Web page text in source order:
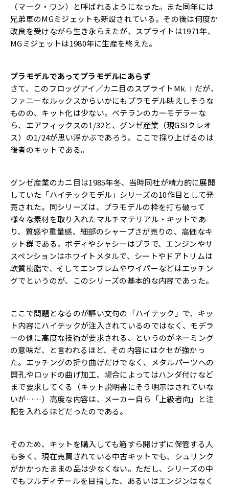
（マーク・ワン）と呼ばれるようになった。また同年には
兄弟車のMGミジェットも新設されている。その後は何度か
改良を受けながら生き永らえたが、スプライトは1971年、
MGミジェットは1980年に生産を終えた。
プラモデルであってプラモデルにあらず
さて、このフロッグアイ／カニ目のスプライトMk.Ⅰだが、
ファニーなルックスからいかにもプラモデル映えしそうな
ものの、キット化は少ない。ベテランのカーモデラーな
ら、エアフィックスの1/32と、グンゼ産業（現GSIクレオ
ス）の1/24が思い浮かぶであろう。ここで採り上げるのは
後者のキットである。
グンゼ産業のカニ目は1985年冬、当時同社が精力的に展開
していた「ハイテックモデル」シリーズの10作目として発
売された。同シリーズは、プラモデルの枠を打ち破って
様々な素材を取り入れたマルチマテリアル・キットであ
り、質感や重量感、細部のシャープさが売りの、高価なキ
ット群である。ボディやシャシーはプラで、エンジンやサ
スペンションはホワイトメタルで、シートやドアトリムは
軟質樹脂で、そしてエンブレムやワイパーなどはエッチン
グでというのが、このシリーズの基本的な内容であった。
ここで問題となるのが謳い文句の「ハイテック」で、キッ
ト内容にハイテックが注入されているのではなく、モデラ
ーの側に高度な技術が要求される、というのがネーミング
の意味だ、と言われるほど、その内容にはクセが強かっ
た。エッチングの折り曲げだけでなく、メタルパーツへの
開孔やロッドの曲げ加工、場合によってはハンダ付けなど
まで要求してくる（キット説明書にそう明示はされていな
いが……）高度な内容は、メーカー自ら「上級者向」と注
記を入れるほどだったのである。
そのため、キットを購入しても箱すら開けずに保管する人
も多く、現在売買されている中古キットでも、シュリンク
がかかったままの品は少なくない。ただし、シリーズの中
でもフルディテールを目指した、あるいはエンジンはなく